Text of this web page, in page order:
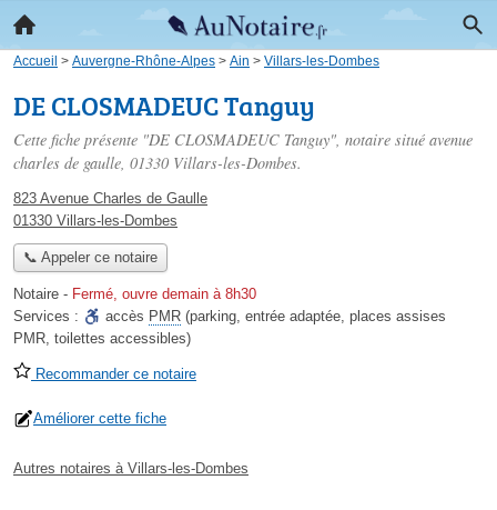
Accueil > Auvergne-Rhône-Alpes > Ain > Villars-les-Dombes
DE CLOSMADEUC Tanguy
Cette fiche présente "DE CLOSMADEUC Tanguy", notaire situé avenue
charles de gaulle, 01330 Villars-les-Dombes.
823 Avenue Charles de Gaulle
01330 Villars-les-Dombes
📞 Appeler ce notaire
Notaire - Fermé, ouvre demain à 8h30
Services :
accès PMR (parking, entrée adaptée, places assises
PMR, toilettes accessibles)
Recommander ce notaire
Améliorer cette fiche
Autres notaires à Villars-les-Dombes